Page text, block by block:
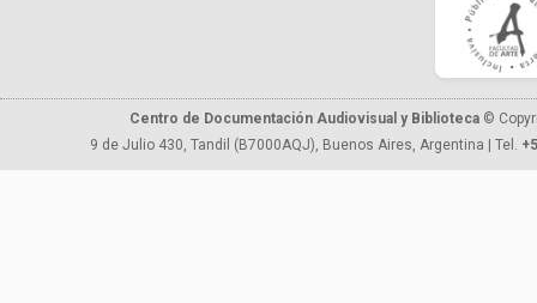
Centro de Documentación Audiovisual y Biblioteca ©
9 de Julio 430, Tandil (B7000AQJ), Buenos Aires, Argentina | Tel.